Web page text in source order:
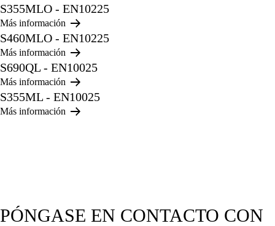
S355MLO - EN10225
Más información
S460MLO - EN10225
Más información
S690QL - EN10025
Más información
S355ML - EN10025
Más información
PÓNGASE EN CONTACTO CON